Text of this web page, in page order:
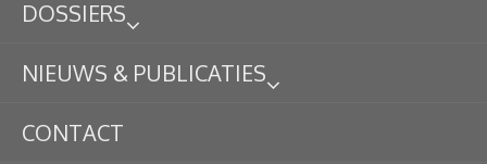
DOSSIERS
NIEUWS & PUBLICATIES
CONTACT